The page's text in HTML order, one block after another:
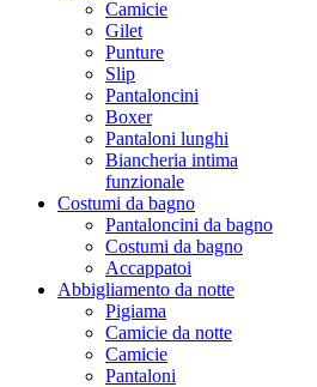
Camicie
Gilet
Punture
Slip
Pantaloncini
Boxer
Pantaloni lunghi
Biancheria intima
funzionale
Costumi da bagno
Pantaloncini da bagno
Costumi da bagno
Accappatoi
Abbigliamento da notte
Pigiama
Camicie da notte
Camicie
Pantaloni